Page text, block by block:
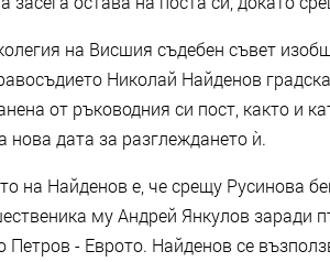
на Висшия съдебен съвет
Николай Найденов
от ръководния си пост, както и
нова дата за разглеждането ѝ.
на Найденов е, че срещу Русинова
му Андрей Янкулов заради
Петров - Еврото. Найденов се